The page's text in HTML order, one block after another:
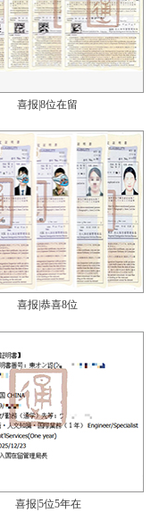
喜报|8位在留
喜报|恭喜8位
喜报|5位5年在